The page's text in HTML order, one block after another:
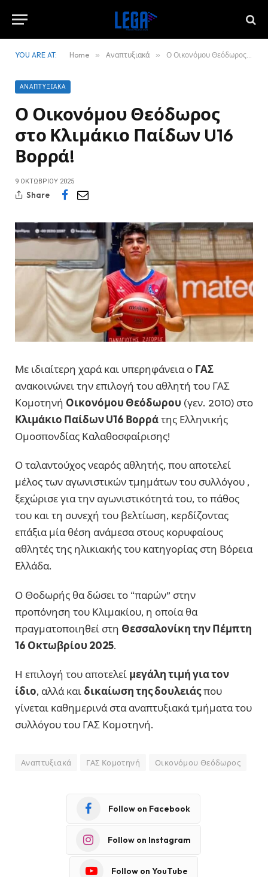
YOU ARE AT: Home » Αναπτυξιακά » Ο Οικονόμου Θεόδωρος στο Κλιμάκιο Παίδων U16 Βορρά!
ΑΝΑΠΤΥΞΙΑΚΆ
Ο Οικονόμου Θεόδωρος
στο Κλιμάκιο Παίδων U16
Βορρά!
9 ΟΚΤΩΒΡΊΟΥ 2025
Share
Με ιδιαίτερη χαρά και υπερηφάνεια ο ΓΑΣ
ανακοινώνει την επιλογή του αθλητή του ΓΑΣ
Κομοτηνή Οικονόμου Θεόδωρου (γεν. 2010) στο
Κλιμάκιο Παίδων U16 Βορράτης Ελληνικής
Ομοσπονδίας Καλαθοσφαίρισης!
Ο ταλαντούχος νεαρός αθλητής, που αποτελεί
μέλος των αγωνιστικών τμημάτων του συλλόγου ,
ξεχώρισε για την αγωνιστικότητά του, το πάθος
του και τη συνεχή του βελτίωση, κερδίζοντας
επάξια μία θέση ανάμεσα στους κορυφαίους
αθλητές της ηλικιακής του κατηγορίας στη Βόρεια
Ελλάδα.
Ο Θοδωρής θα δώσει το “παρών” στην
προπόνηση του Κλιμακίου, η οποία θα
πραγματοποιηθεί στη Θεσσαλονίκη την Πέμπτη
16 Οκτωβρίου 2025.
Η επιλογή του αποτελεί μεγάλη τιμή για τον
ίδιο, αλλά καιδικαίωση της δουλειάςπου
γίνεται καθημερινά στα αναπτυξιακά τμήματα του
συλλόγου του ΓΑΣ Κομοτηνή.
Αναπτυξιακά ΓΑΣ Κομοτηνή Οικονόμου Θεόδωρος
Follow on Facebook
Follow on Instagram
Follow on YouTube